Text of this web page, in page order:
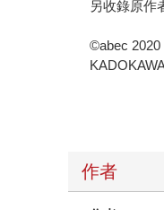
另收錄原作
©abec 2020
作者